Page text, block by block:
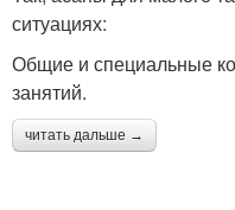
ситуациях:
Общие и специальные
занятий.
читать дальше →